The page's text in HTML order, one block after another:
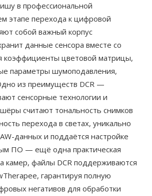
в профессиональной
этапе перехода к цифровой
собой важный корпус
данные сенсора вместе со
коэффициенты цветовой матрицы,
параметры шумоподавления,
из преимуществ DCR —
сенсорные технологии и
считают тональность снимков
перехода в светах, уникально
данных и поддаётся настройке
ПО — ещё одна практическая
камер, файлы DCR поддерживаются
гарантируя полную
негативов для обработки